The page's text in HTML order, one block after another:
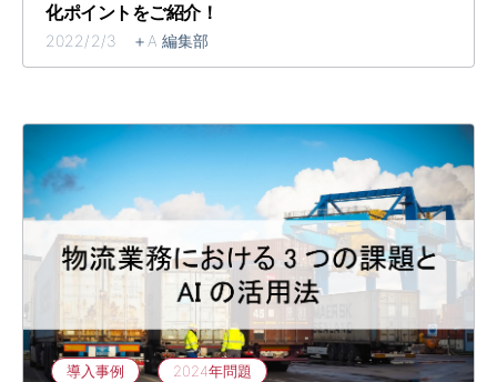
化ポイントをご紹介！
2022/2/3 ＋A 編集部
導入事例 2024年問題